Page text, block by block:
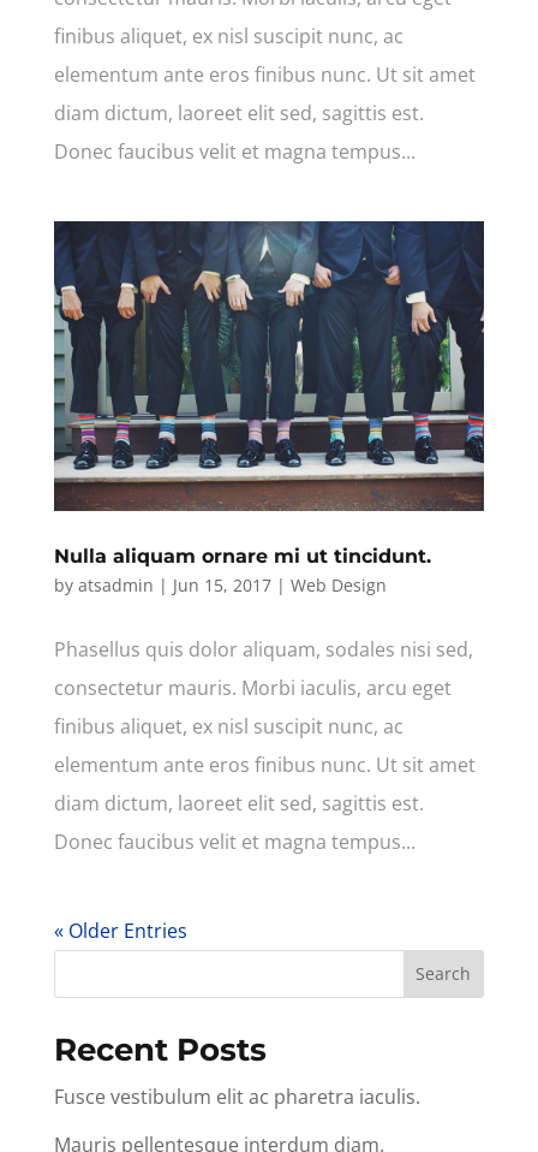
finibus aliquet, ex nisl suscipit nunc, ac
elementum ante eros finibus nunc. Ut sit amet
diam dictum, laoreet elit sed, sagittis est.
Donec faucibus velit et magna tempus...
Nulla aliquam ornare mi ut tincidunt.
by atsadmin | Jun 15, 2017| Web Design
Phasellus quis dolor aliquam, sodales nisi sed,
consectetur mauris. Morbi iaculis, arcu eget
finibus aliquet, ex nisl suscipit nunc, ac
elementum ante eros finibus nunc. Ut sit amet
diam dictum, laoreet elit sed, sagittis est.
Donec faucibus velit et magna tempus...
« Older Entries
Recent Posts
Fusce vestibulum elit ac pharetra iaculis.
Mauris pellentesque interdum diam.